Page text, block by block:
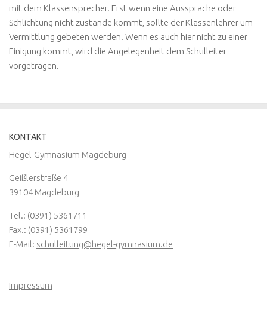
mit dem Klassensprecher. Erst wenn eine Aussprache oder
Schlichtung nicht zustande kommt, sollte der Klassenlehrer um
Vermittlung gebeten werden. Wenn es auch hier nicht zu einer
Einigung kommt, wird die Angelegenheit dem Schulleiter
vorgetragen.
KONTAKT
Hegel-Gymnasium Magdeburg
Geißlerstraße 4
39104 Magdeburg
Tel.: (0391) 5361711
Fax.: (0391) 5361799
E-Mail: schulleitung@hegel-gymnasium.de
Impressum